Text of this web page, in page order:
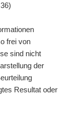
frei von
sind nicht
der
Resultat oder